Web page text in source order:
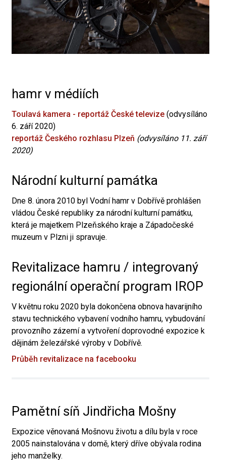
hamr v médiích
Toulavá kamera - reportáž České televize (odvysíláno
6. září 2020)
reportáž Českého rozhlasu Plzeň (odvysíláno 11. září
2020)
Národní kulturní památka
Dne 8. února 2010 byl Vodní hamr v Dobřívě prohlášen
vládou České republiky za národní kulturní památku,
která je majetkem Plzeňského kraje a Západočeské
muzeum v Plzni ji spravuje.
Revitalizace hamru / integrovaný
regionální operační program IROP
V květnu roku 2020 byla dokončena obnova havarijního
stavu technického vybavení vodního hamru, vybudování
provozního zázemí a vytvoření doprovodné expozice k
dějinám železářské výroby v Dobřívě.
Průběh revitalizace na facebooku
Pamětní síň Jindřicha Mošny
Expozice věnovaná Mošnovu životu a dílu byla v roce
2005 nainstalována v domě, který dříve obývala rodina
jeho manželky.